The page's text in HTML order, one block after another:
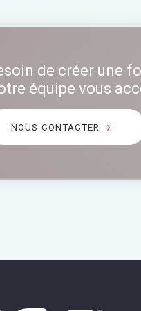
de créer une
équipe vous
NOUS CONTACTER